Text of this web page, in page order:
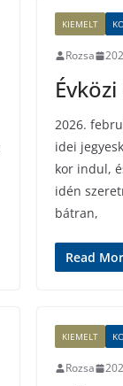
KIEMELT
Rozsa
2026.
idei
kor indul,
idén
bátran,
Read
KIEMELT
Rozsa